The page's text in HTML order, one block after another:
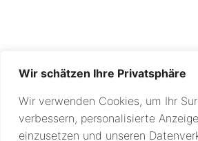
Wir schätzen Ihre Privatsphäre
Wir verwenden Cookies, um Ihr
verbessern, personalisierte
einzusetzen und unseren